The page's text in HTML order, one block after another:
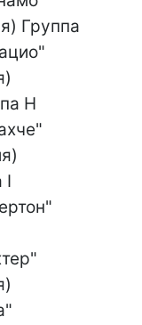
Группа
H
I